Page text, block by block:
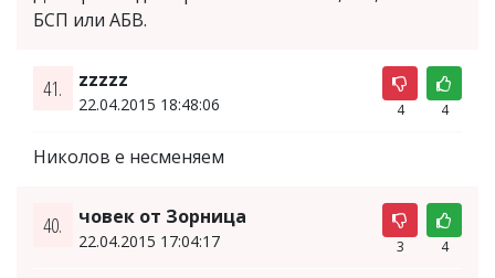
БСП или АБВ.
41. zzzzz
22.04.2015 18:48:06 4 4
Николов е несменяем
40. човек от Зорница
22.04.2015 17:04:17 3 4